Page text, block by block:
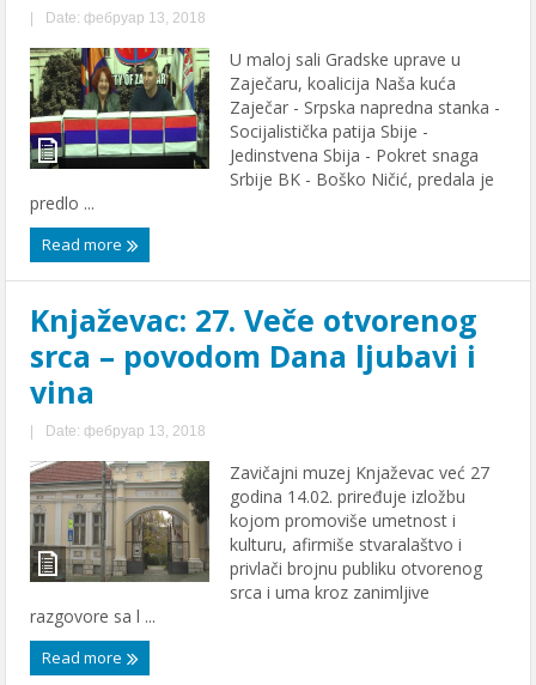
| Date: фебруар 13, 2018
U maloj sali Gradske uprave u
Zaječaru, koalicija Naša kuća
Zaječar - Srpska napredna stanka -
Socijalistička patija Sbije -
Jedinstvena Sbija - Pokret snaga
Srbije BK - Boško Ničić, predala je
predlo ...
Read more
Knjaževac: 27. Veče otvorenog
srca – povodom Dana ljubavi i
vina
| Date: фебруар 13, 2018
Zavičajni muzej Knjaževac već 27
godina 14.02. priređuje izložbu
kojom promoviše umetnost i
kulturu, afirmiše stvaralaštvo i
privlači brojnu publiku otvorenog
srca i uma kroz zanimljive
razgovore sa l ...
Read more